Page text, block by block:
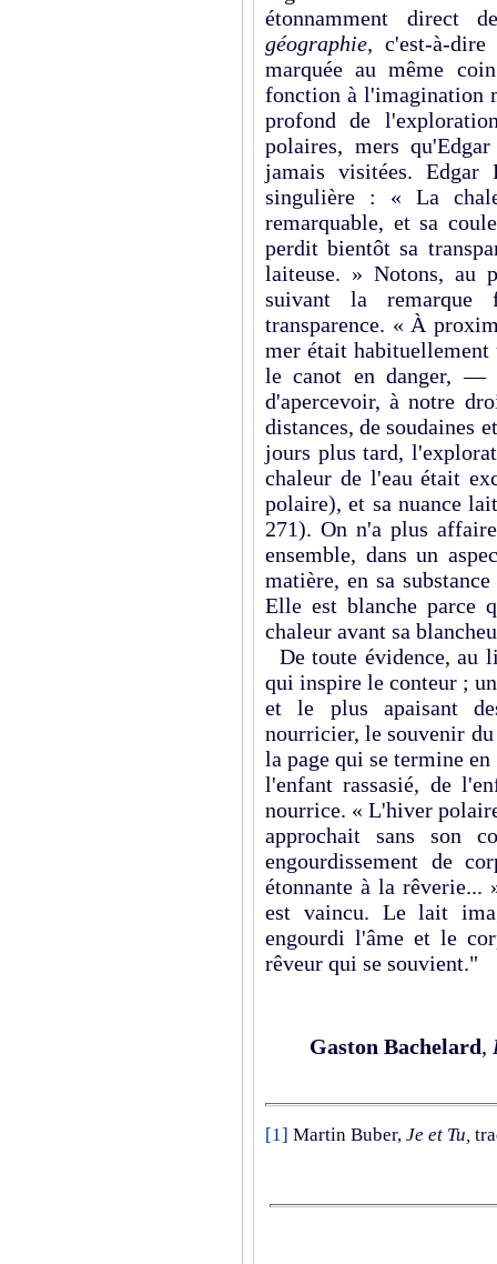
étonnamment direct
géographie, c'est-à-
marquée au même
fonction à l'imagination
profond de
polaires, mers
jamais visitées.
singulière : « La
remarquable, et sa
perdit bientôt sa
laiteuse. » Notons, au
suivant la
transparence. « À
mer était habituellement
le canot en danger, —
d'apercevoir, à notre
distances, de soudaines
jours plus tard,
chaleur de l'eau était
polaire), et sa nuance
271). On n'a plus
ensemble, dans un
matière, en sa
Elle est blanche parce
chaleur avant sa
De toute évidence, au
qui inspire le conteur ;
et le plus apaisant
nourricier, le souvenir
la page qui se termine
l'enfant rassasié, de
nourrice. « L'hiver
approchait sans son
engourdissement de
étonnante à la
est vaincu. Le lait
engourdi l'âme et le
rêveur qui se souvient."
Gaston Bachelard,
[1] Martin Buber, Je et Tu,